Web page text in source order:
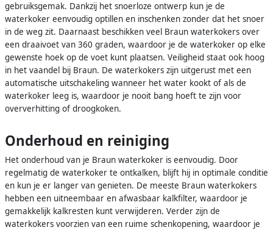
gebruiksgemak. Dankzij het snoerloze ontwerp kun je de
waterkoker eenvoudig optillen en inschenken zonder dat het snoer
in de weg zit. Daarnaast beschikken veel Braun waterkokers over
een draaivoet van 360 graden, waardoor je de waterkoker op elke
gewenste hoek op de voet kunt plaatsen. Veiligheid staat ook hoog
in het vaandel bij Braun. De waterkokers zijn uitgerust met een
automatische uitschakeling wanneer het water kookt of als de
waterkoker leeg is, waardoor je nooit bang hoeft te zijn voor
oververhitting of droogkoken.
Onderhoud en reiniging
Het onderhoud van je Braun waterkoker is eenvoudig. Door
regelmatig de waterkoker te ontkalken, blijft hij in optimale conditie
en kun je er langer van genieten. De meeste Braun waterkokers
hebben een uitneembaar en afwasbaar kalkfilter, waardoor je
gemakkelijk kalkresten kunt verwijderen. Verder zijn de
waterkokers voorzien van een ruime schenkopening, waardoor je